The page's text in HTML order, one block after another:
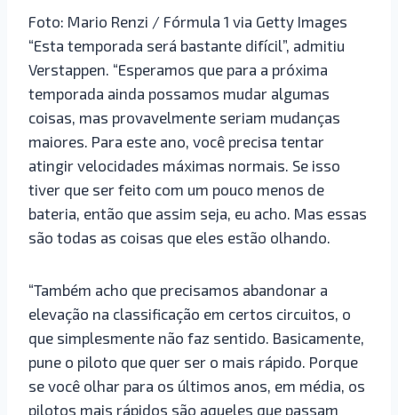
Foto: Mario Renzi / Fórmula 1 via Getty Images
“Esta temporada será bastante difícil”, admitiu
Verstappen. “Esperamos que para a próxima
temporada ainda possamos mudar algumas
coisas, mas provavelmente seriam mudanças
maiores. Para este ano, você precisa tentar
atingir velocidades máximas normais. Se isso
tiver que ser feito com um pouco menos de
bateria, então que assim seja, eu acho. Mas essas
são todas as coisas que eles estão olhando.
“Também acho que precisamos abandonar a
elevação na classificação em certos circuitos, o
que simplesmente não faz sentido. Basicamente,
pune o piloto que quer ser o mais rápido. Porque
se você olhar para os últimos anos, em média, os
pilotos mais rápidos são aqueles que passam